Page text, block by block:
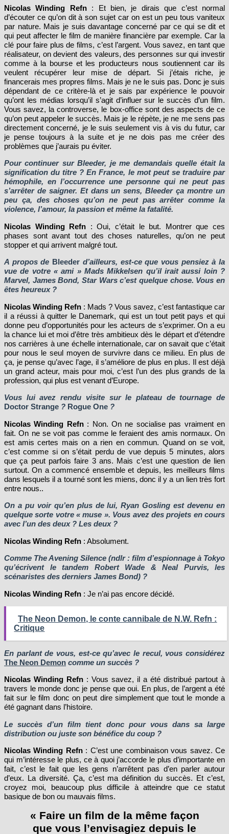
Nicolas Winding Refn: Et bien, je dirais que c’est normal
d’écouter ce qu’on dit à son sujet car on est un peu tous vaniteux
par nature. Mais je suis davantage concerné par ce qui se dit et
qui peut affecter le film de manière financière par exemple. Car la
clé pour faire plus de films, c’est l’argent. Vous savez, en tant que
réalisateur, on devient des valeurs, des personnes sur qui investir
comme à la bourse et les producteurs nous soutiennent car ils
veulent récupérer leur mise de départ. Si j’étais riche, je
financerais mes propres films. Mais je ne le suis pas. Donc je suis
dépendant de ce critère-là et je sais par expérience le pouvoir
qu’ont les médias lorsqu’il s’agit d’influer sur le succès d’un film.
Vous savez, la controverse, le box-office sont des aspects de ce
qu’on peut appeler le succès. Mais je le répète, je ne me sens pas
directement concerné, je le suis seulement vis à vis du futur, car
je pense toujours à la suite et je ne dois pas me créer des
problèmes que j’aurais pu éviter.
Pour continuer sur Bleeder, je me demandais quelle était la
signification du titre ? En France, le mot peut se traduire par
hémophile, en l’occurrence une personne qui ne peut pas
s’arrêter de saigner. Et dans un sens, Bleeder ça montre un
peu ça, des choses qu’on ne peut pas arrêter comme la
violence, l’amour, la passion et même la fatalité.
Nicolas Winding Refn : Oui, c’était le but. Montrer que ces
phases sont avant tout des choses naturelles, qu’on ne peut
stopper et qui arrivent malgré tout.
A propos de Bleeder d’ailleurs, est-ce que vous pensiez à la
vue de votre « ami » Mads Mikkelsen qu’il irait aussi loin ?
Marvel, James Bond, Star Wars c’est quelque chose. Vous en
êtes heureux ?
Nicolas Winding Refn : Mads ? Vous savez, c’est fantastique car
il a réussi à quitter le Danemark, qui est un tout petit pays et qui
donne peu d’opportunités pour les acteurs de s’exprimer. On a eu
la chance lui et moi d’être très ambitieux dès le départ et d’étendre
nos carrières à une échelle internationale, car on savait que c’était
pour nous le seul moyen de survivre dans ce milieu. En plus de
ça, je pense qu’avec l’age, il s’améliore de plus en plus. Il est déjà
un grand acteur, mais pour moi, c’est l’un des plus grands de la
profession, qui plus est venant d’Europe.
Vous lui avez rendu visite sur le plateau de tournage de
Doctor Strange ? Rogue One ?
Nicolas Winding Refn: Non. On ne socialise pas vraiment en
fait. On ne se voit pas comme le feraient des amis normaux. On
est amis certes mais on a rien en commun. Quand on se voit,
c’est comme si on s’était perdu de vue depuis 5 minutes, alors
que ça peut parfois faire 3 ans. Mais c’est une question de lien
surtout. On a commencé ensemble et depuis, les meilleurs films
dans lesquels il a tourné sont les miens, donc il y a un lien très fort
entre nous..
On a pu voir qu’en plus de lui, Ryan Gosling est devenu en
quelque sorte votre « muse ». Vous avez des projets en cours
avec l’un des deux ? Les deux ?
Nicolas Winding Refn : Absolument.
Comme The Avening Silence (ndlr : film d’espionnage à Tokyo
qu’écrivent le tandem Robert Wade & Neal Purvis, les
scénaristes des derniers James Bond) ?
Nicolas Winding Refn : Je n’ai pas encore décidé.
The Neon Demon, le conte cannibale de N.W. Refn :
Critique
En parlant de vous, est-ce qu’avec le recul, vous considérez
The Neon Demon comme un succès ?
Nicolas Winding Refn : Vous savez, il a été distribué partout à
travers le monde donc je pense que oui. En plus, de l’argent a été
fait sur le film donc on peut dire simplement que tout le monde a
été gagnant dans l’histoire.
Le succès d’un film tient donc pour vous dans sa large
distribution ou juste son bénéfice du coup ?
Nicolas Winding Refn: C’est une combinaison vous savez. Ce
qui m’intéresse le plus, ce à quoi j’accorde le plus d’importante en
fait, c’est le fait que les gens n’arrêtent pas d’en parler autour
d’eux. La diversité. Ça, c’est ma définition du succès. Et c’est,
croyez moi, beaucoup plus difficile à atteindre que ce statut
basique de bon ou mauvais films.
« Faire un film de la même façon
que vous l’envisagiez depuis le